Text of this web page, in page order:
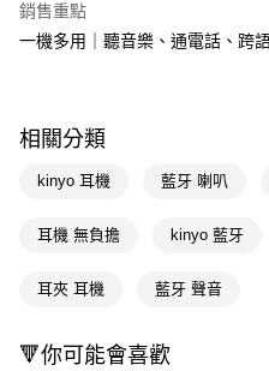
２．訂單成立數日內，您將收到繳費
３．收到繳費通知簡訊後14天內，點
後付繳納相關費用。
※ 交易是否成功請以「AFTEE先享後
客戶支援中心」
https://
【注意事項】
權轉讓予恩沛科技股份有限公司。
https://aftee.tw/terms/#terms3
３．未成年的使用者請事先徵得法定
每筆NT$300
銷售重點
一機多用｜聽音樂、通電話、跨
相關分類
kinyo 耳機 藍牙 喇叭
耳機 無負擔 kinyo 藍牙
耳夾 耳機 藍牙 聲音
🔻你可能會喜歡